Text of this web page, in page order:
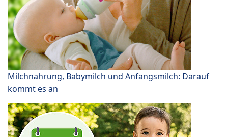
Milchnahrung, Babymilch und Anfangsmilch: Darauf
kommt es an